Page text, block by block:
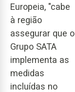
Europeia, "cabe
à região
assegurar que o
Grupo SATA
implementa as
medidas
incluídas no